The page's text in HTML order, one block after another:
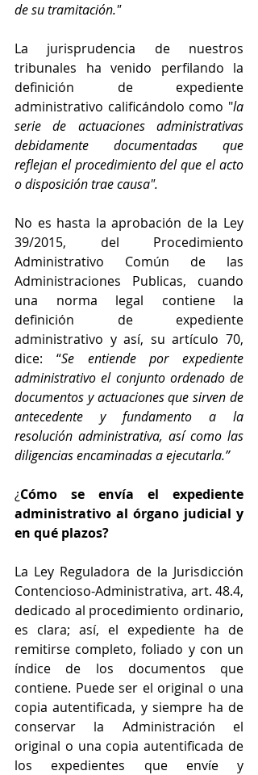
de su tramitación."
La jurisprudencia de nuestros
tribunales ha venido perfilando la
definición de expediente
administrativo calificándolo como "la
serie de actuaciones administrativas
debidamente documentadas que
reflejan el procedimiento del que el acto
o disposición trae causa".
No es hasta la aprobación de la Ley
39/2015, del Procedimiento
Administrativo Común de las
Administraciones Publicas, cuando
una norma legal contiene la
definición de expediente
administrativo y así, su artículo 70,
dice: “Se entiende por expediente
administrativo el conjunto ordenado de
documentos y actuaciones que sirven de
antecedente y fundamento a la
resolución administrativa, así como las
diligencias encaminadas a ejecutarla.”
¿Cómo se envía el expediente
administrativo al órgano judicial y
en qué plazos?
La Ley Reguladora de la Jurisdicción
Contencioso-Administrativa, art. 48.4,
dedicado al procedimiento ordinario,
es clara; así, el expediente ha de
remitirse completo, foliado y con un
índice de los documentos que
contiene. Puede ser el original o una
copia autentificada, y siempre ha de
conservar la Administración el
original o una copia autentificada de
los expedientes que envíe y